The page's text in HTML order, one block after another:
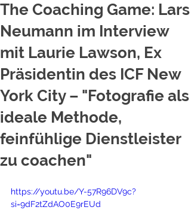
The Coaching Game: Lars
Neumann im Interview
mit Laurie Lawson, Ex
Präsidentin des ICF New
York City – "Fotografie als
ideale Methode,
feinfühlige Dienstleister
zu coachen"
https://youtu.be/Y-57R96DV9c?
si=9dF2tZdAO0E9rEUd